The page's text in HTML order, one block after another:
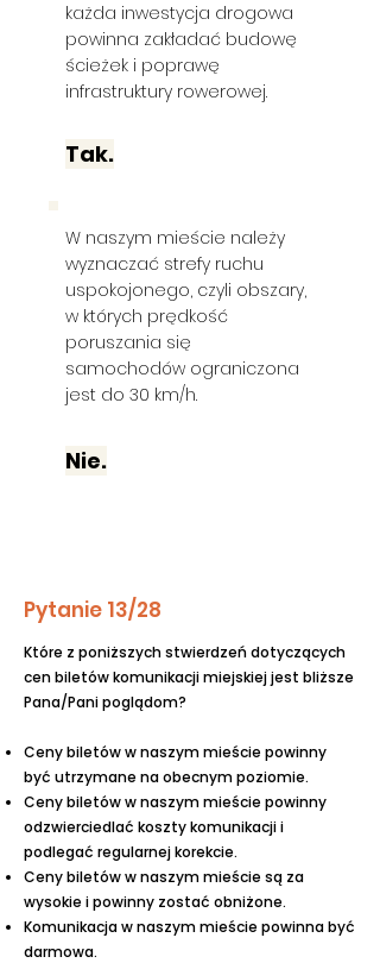
każda inwestycja drogowa
powinna zakładać budowę
ścieżek i poprawę
infrastruktury rowerowej.
Tak.
W naszym mieście należy
wyznaczać strefy ruchu
uspokojonego, czyli obszary,
w których prędkość
poruszania się
samochodów ograniczona
jest do 30 km/h.
Nie.
Pytanie 13/28
Które z poniższych stwierdzeń dotyczących
cen biletów komunikacji miejskiej jest bliższe
Pana/Pani poglądom?
Ceny biletów w naszym mieście powinny
być utrzymane na obecnym poziomie.
Ceny biletów w naszym mieście powinny
odzwierciedlać koszty komunikacji i
podlegać regularnej korekcie.
Ceny biletów w naszym mieście są za
wysokie i powinny zostać obniżone.
Komunikacja w naszym mieście powinna być
darmowa.